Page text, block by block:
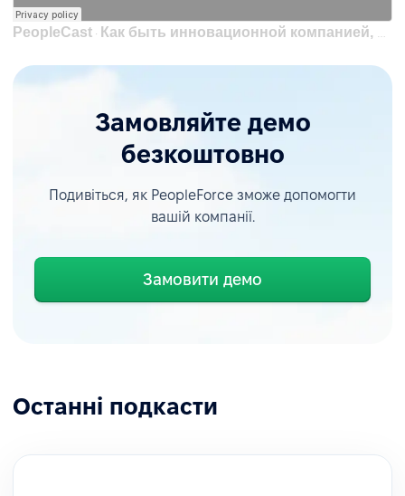
PeopleCast · Как быть инновационной компанией, когда ты - банк|Сабина Крупко,Head of PrivatBank InnovationLab
Замовляйте демо
безкоштовно
Подивіться, як PeopleForce зможе допомогти
вашій компанії.
Замовити демо
Останні подкасти